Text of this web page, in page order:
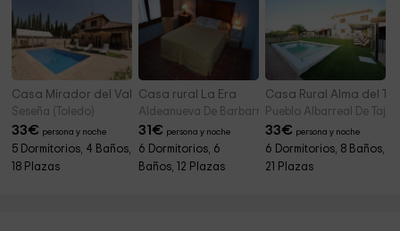
Casa Mirador del Valle
Seseña (Toledo)
33€ persona y noche
5 Dormitorios, 4 Baños,
18 Plazas
Casa rural La Era
Aldeanueva De Barbarroya (Toledo)
31€ persona y noche
6 Dormitorios, 6
Baños, 12 Plazas
Casa Rural Alma del
Pueblo Albarreal De Tajo
33€ persona y noche
6 Dormitorios, 8 Baños,
21 Plazas